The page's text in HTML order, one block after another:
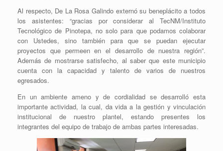
Al respecto, De La Rosa Galindo externó su beneplácito a todos
los asistentes: “gracias por considerar al TecNM/Instituto
Tecnológico de Pinotepa, no solo para que podamos colaborar
con Ustedes, sino también para que se puedan ejecutar
proyectos que permeen en el desarrollo de nuestra región”.
Además de mostrarse satisfecho, al saber que este municipio
cuenta con la capacidad y talento de varios de nuestros
egresados.
En un ambiente ameno y de cordialidad se desarrolló esta
importante actividad, la cual, da vida a la gestión y vinculación
institucional de nuestro plantel, estando presentes los
integrantes del equipo de trabajo de ambas partes interesadas.